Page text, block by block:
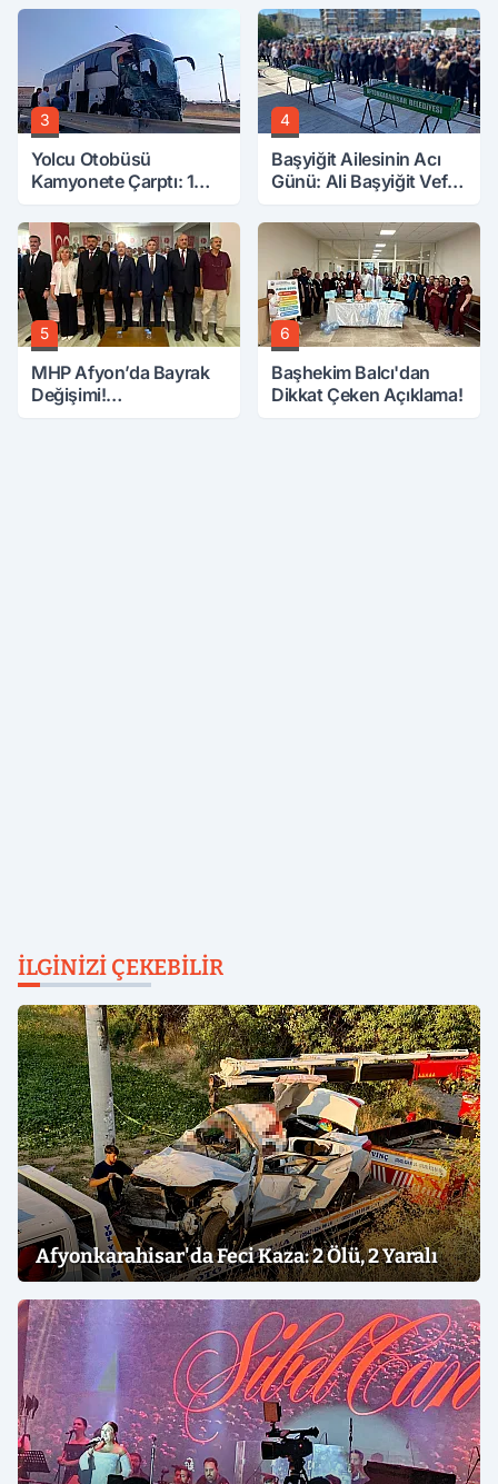
Attırdı
Aranıyor
3
Yolcu Otobüsü
Kamyonete Çarptı: 1
4
Başyiğit Ailesinin Acı
Günü: Ali Başyiğit Vefat
5
MHP Afyon’da Bayrak
Değişimi!
6
Başhekim Balcı'dan
Dikkat Çeken Açıklama!
İLGINIZI ÇEKEBILIR
Afyonkarahisar'da Feci Kaza: 2 Ölü, 2 Yaralı